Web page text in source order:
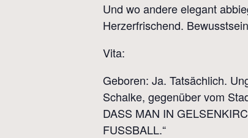
Und wo andere elegant
Herzerfrischend.
Vita:
Geboren: Ja. Tatsächlich.
Schalke, gegenüber vom
DASS MAN IN
FUSSBALL.“